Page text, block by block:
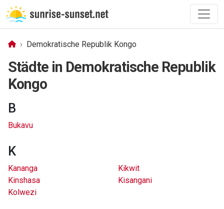
Demokratische Republik Kongo
Städte in Demokratische Republik
Kongo
B
Bukavu
K
Kananga
Kikwit
Kinshasa
Kisangani
Kolwezi